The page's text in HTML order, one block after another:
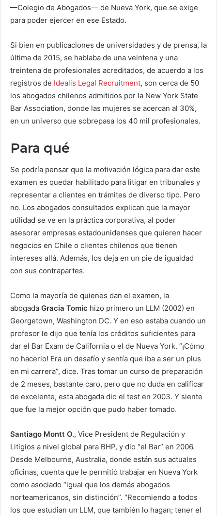
—Colegio de Abogados— de Nueva York, que se exige
para poder ejercer en ese Estado.
Si bien en publicaciones de universidades y de prensa, la
última de 2015, se hablaba de una veintena y una
treintena de profesionales acreditados, de acuerdo a los
registros de Idealis Legal Recruitment, son cerca de 50
los abogados chilenos admitidos por la New York State
Bar Association, donde las mujeres se acercan al 30%,
en un universo que sobrepasa los 40 mil profesionales.
Para qué
Se podría pensar que la motivación lógica para dar este
examen es quedar habilitado para litigar en tribunales y
representar a clientes en trámites de diverso tipo. Pero
no. Los abogados consultados explican que la mayor
utilidad se ve en la práctica corporativa, al poder
asesorar empresas estadounidenses que quieren hacer
negocios en Chile o clientes chilenos que tienen
intereses allá. Además, los deja en un pie de igualdad
con sus contrapartes.
Como la mayoría de quienes dan el examen, la
abogada Gracia Tomic hizo primero un LLM (2002) en
Georgetown, Washington DC. Y en eso estaba cuando un
profesor le dijo que tenía los créditos suficientes para
dar el Bar Exam de California o el de Nueva York. “¡Cómo
no hacerlo! Era un desafío y sentía que iba a ser un plus
en mi carrera”, dice. Tras tomar un curso de preparación
de 2 meses, bastante caro, pero que no duda en calificar
de excelente, esta abogada dio el test en 2003. Y siente
que fue la mejor opción que pudo haber tomado.
Santiago Montt O., Vice President de Regulación y
Litigios a nivel global para BHP, y dio “el Bar” en 2006.
Desde Melbourne, Australia, donde están sus actuales
oficinas, cuenta que le permitió trabajar en Nueva York
como asociado “igual que los demás abogados
norteamericanos, sin distinción”. “Recomiendo a todos
los que estudian un LLM, que también lo hagan; tener el